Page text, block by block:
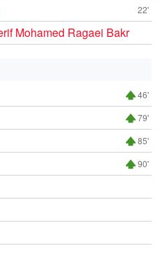
22'
Mohamed Ragaei Bakr
46'
79'
85'
90'